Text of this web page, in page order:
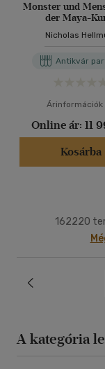
Monster und
der Maya-
Nicholas
Antikvár
Árinformációk
Online ár: 11
Kosárba
162220
A kategória